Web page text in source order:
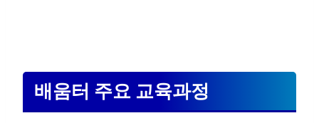
배움터 주요 교육과정